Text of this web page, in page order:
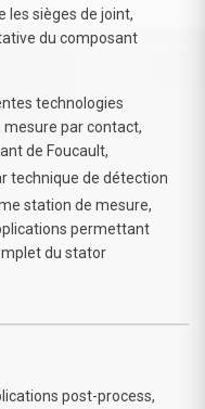
les sièges de joint,
du composant
technologies
par contact,
de Foucault,
technique de détection
station de mesure,
permettant
du stator
post-process,